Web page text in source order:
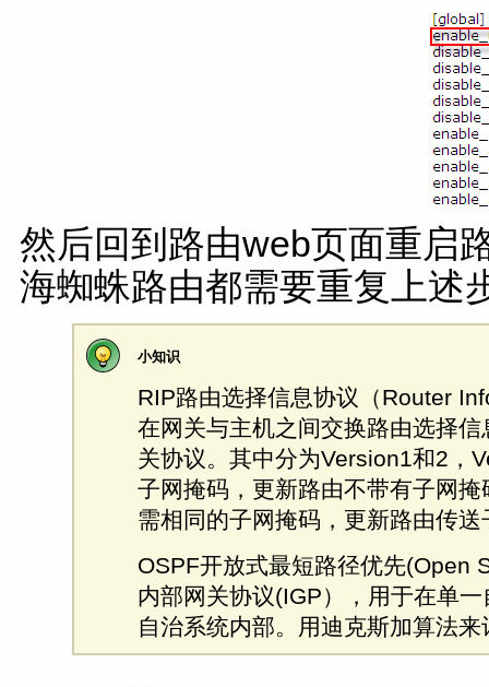
然后回到路由web页面重启
海蜘蛛路由都需要重复上述
小知识
RIP路由选择信息协议（Router
在网关与主机之间交换路由选择
关协议。其中分为Version1和2，
子网掩码，更新路由不带有子网
需相同的子网掩码，更新路由传
OSPF开放式最短路径优先(Open
内部网关协议(IGP），用于在单
自治系统内部。用迪克斯加算法